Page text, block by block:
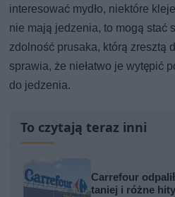
interesować mydło, niektóre
nie mają jedzenia, to mogą stać
zdolność prusaka, którą zresztą
sprawia, że niełatwo je wytępić
do jedzenia.
To czytają teraz inni
Carrefour
taniej i różne hity